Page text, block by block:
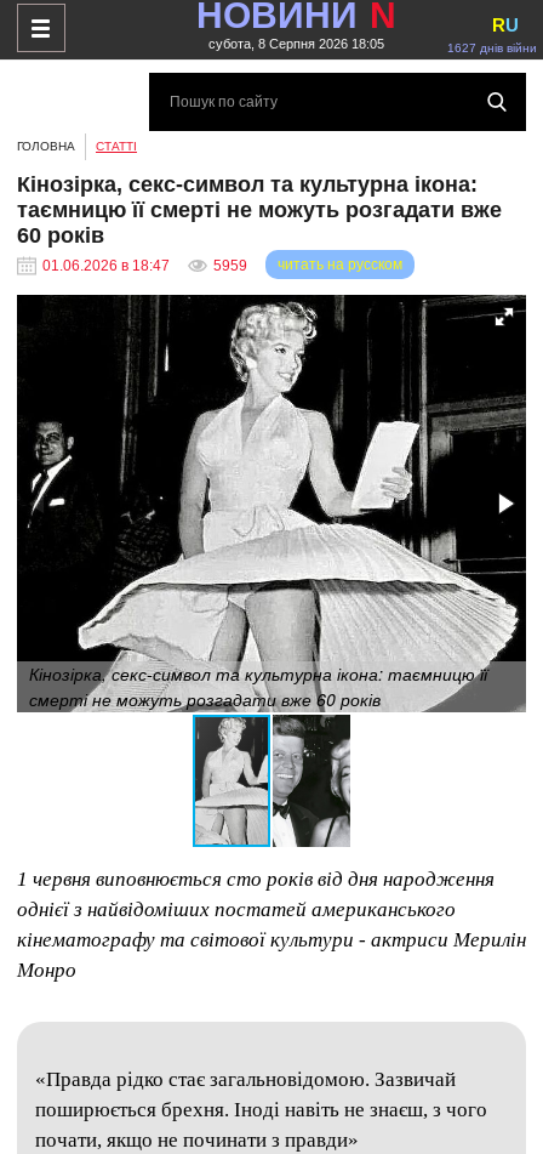
НОВИНИ N
субота, 8 Серпня 2026 18:05 1627 днів війни
RU
ГОЛОВНА СТАТТІ
Кінозірка, секс-символ та культурна ікона:
таємницю її смерті не можуть розгадати вже
60 років
01.06.2026 в 18:47 5959 читать на русском
Кінозірка, секс-символ та культурна ікона: таємницю її
смерті не можуть розгадати вже 60 років
1 червня виповнюється сто років від дня народження
однієї з найвідоміших постатей американського
кінематографу та світової культури - актриси Мерилін
Монро
«Правда рідко стає загальновідомою. Зазвичай
поширюється брехня. Іноді навіть не знаєш, з чого
почати, якщо не починати з правди»